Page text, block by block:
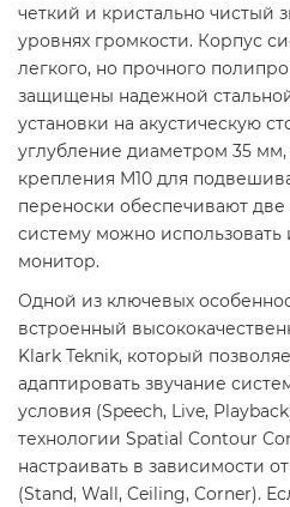
четкий и кристально чистый
уровнях громкости. Корпус
легкого, но прочного
защищены надежной
установки на акустическую
углубление диаметром 35 мм,
крепления М10 для
переноски обеспечивают
систему можно использовать
монитор.
Одной из ключевых
встроенный
Klark Teknik, который
адаптировать звучание
условия (Speech, Live,
технологии Spatial Contour
настраивать в зависимости
(Stand, Wall, Ceiling, Corner).